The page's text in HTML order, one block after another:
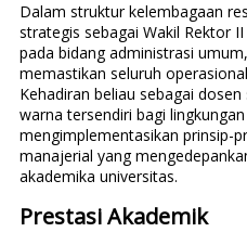
Dalam struktur kelembagaan
strategis sebagai Wakil Rektor
pada bidang administrasi
memastikan seluruh
Kehadiran beliau sebagai
warna tersendiri bagi
mengimplementasikan prinsip-
manajerial yang
akademika universitas.
Prestasi Akademik